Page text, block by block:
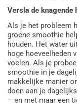
Versla de knagende
Als je het probleem
groene smoothie
houden. Het water
hoge hoeveelheden
voelen. Als je
smoothie in je
makkelijke manier
doen aan je
– en met maar een